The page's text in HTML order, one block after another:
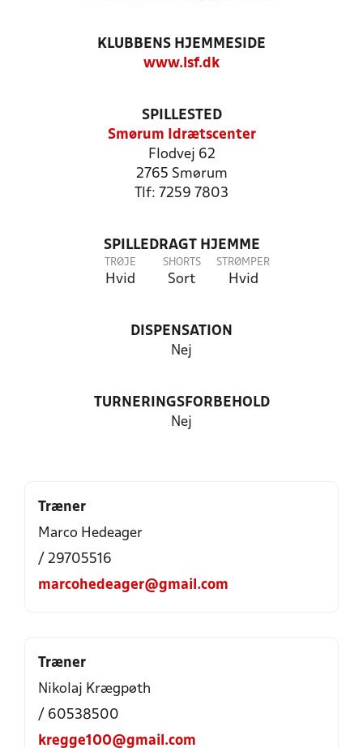
KLUBBENS HJEMMESIDE
www.lsf.dk
SPILLESTED
Smørum Idrætscenter
Flodvej 62
2765 Smørum
Tlf: 7259 7803
SPILLEDRAGT HJEMME
TRØJE
Hvid
SHORTS
Sort
STRØMPER
Hvid
DISPENSATION
Nej
TURNERINGSFORBEHOLD
Nej
Træner
Marco Hedeager
/ 29705516
marcohedeager@gmail.com
Træner
Nikolaj Krægpøth
/ 60538500
kregge100@gmail.com